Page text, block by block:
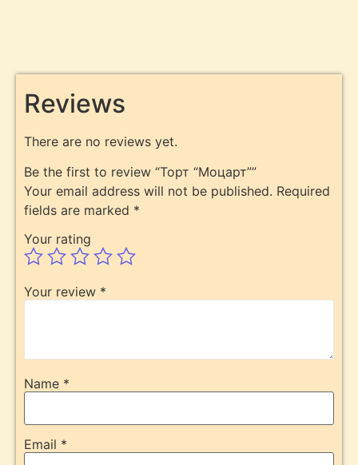
Reviews
There are no reviews yet.
Be the first to review “Торт “Моцарт””
Your email address will not be published. Required
fields are marked *
Your rating
Your review *
Name *
Email *